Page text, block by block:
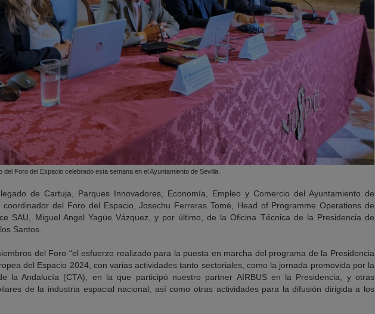
Foro del Espacio celebrado esta semana en el Ayuntamiento de Sevilla.
de Cartuja, Parques Innovadores, Economía, Empleo y Comercio del Ayuntamiento de
coordinador del Foro del Espacio, Josechu Ferreras Tomé, Head of Programme Operations de
SAU, Miguel Angel Yagüe Vázquez, y por último, de la Oficina Técnica de la Presidencia de
Santos.
del Foro “el esfuerzo realizado para la puesta en marcha del programa de la Presidencia
del Espacio 2024, con varias actividades tanto sectoriales, como la jornada promovida por la
la Andalucía (CTA), en la que participó nuestro partner AIRBUS en la Presidencia, y otras
de la industria espacial nacional; así como otras actividades para la difusión dirigida a los